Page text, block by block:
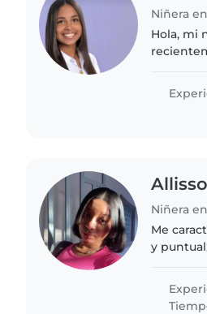
Niñera
Hola, mi
Niñera
Me
y
a un niño...